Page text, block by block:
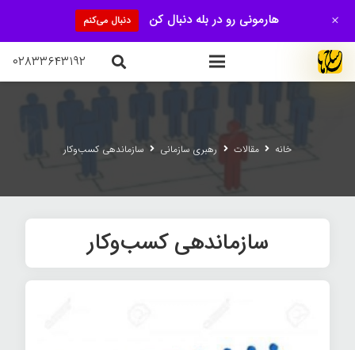
۰۲۸۳۳۶۴۳۱۹۲
خانه مقالات رهبری سازمانی سازماندهی کسب‌وکار
سازماندهی کسب‌وکار
هارمونی رو در بله دنبال کن دنبال می‌کنم +